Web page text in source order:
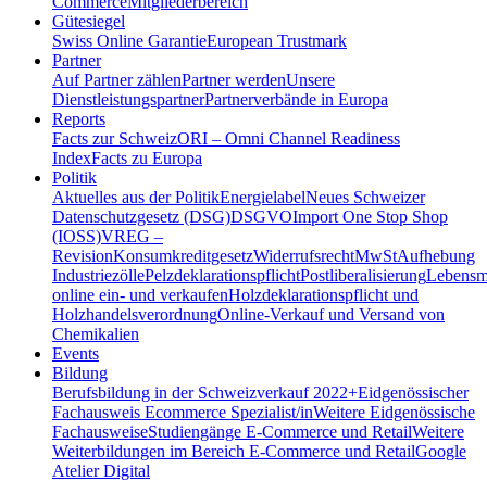
Gütesiegel
Swiss Online GarantieEuropean Trustmark
Partner
Auf Partner zählenPartner werdenUnsere
DienstleistungspartnerPartnerverbände in Europa
Reports
Facts zur SchweizORI – Omni Channel Readiness
IndexFacts zu Europa
Politik
Aktuelles aus der PolitikEnergielabelNeues Schweizer
Datenschutzgesetz (DSG)DSGVOImport One Stop Shop
(IOSS)VREG –
RevisionKonsumkreditgesetzWiderrufsrechtMwStAufhebung
IndustriezöllePelzdeklarationspflichtPostliberalisierung
online ein- und verkaufenHolzdeklarationspflicht und
HolzhandelsverordnungOnline-Verkauf und Versand von
Chemikalien
Events
Bildung
Berufsbildung in der Schweizverkauf 2022+Eidgenössischer
Fachausweis Ecommerce Spezialist/inWeitere Eidgenössische
FachausweiseStudiengänge E-Commerce und RetailWeitere
Weiterbildungen im Bereich E-Commerce und RetailGoogle
Atelier Digital